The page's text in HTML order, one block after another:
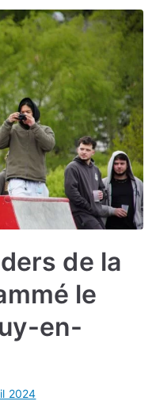
de la
le
en-
2024